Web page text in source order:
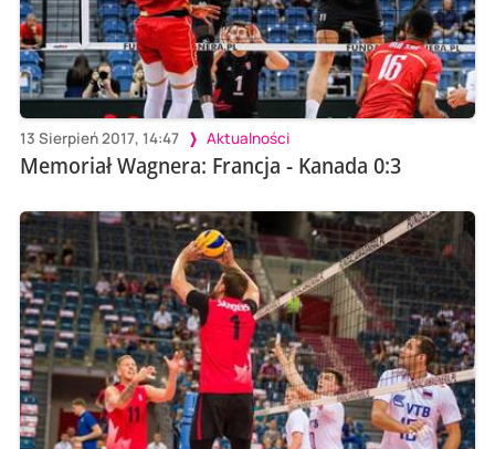
13 Sierpień 2017, 14:47 Aktualności
Memoriał Wagnera: Francja - Kanada 0:3